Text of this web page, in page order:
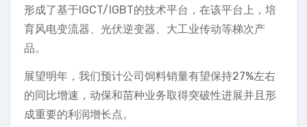
形成了基于IGCT/IGBT的技术平台，在该平台上，培
育风电变流器、光伏逆变器、大工业传动等梯次产
品。
展望明年，我们预计公司饲料销量有望保持27%左右
的同比增速，动保和苗种业务取得突破性进展并且形
成重要的利润增长点。